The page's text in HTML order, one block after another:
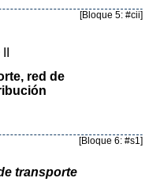
[Bloque 5: #cii]
red de
[Bloque 6: #s1]
transporte